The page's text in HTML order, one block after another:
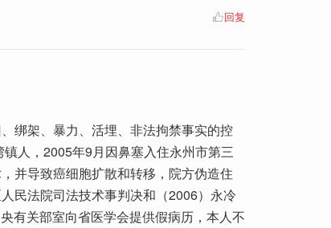
回复
绑架、暴力、活埋、非法拘禁事实的控
人，2005年9月因鼻塞入住永州市第三
并导致癌细胞扩散和转移，院方伪造住
民法院司法技术事判决和（2006）永冷
有关部室向省医学会提供假病历，本人不